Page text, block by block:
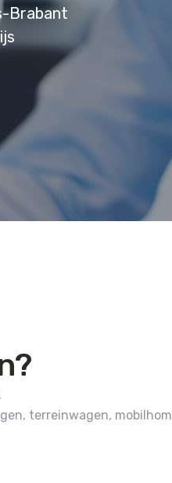
Brabant
terreinwagen,